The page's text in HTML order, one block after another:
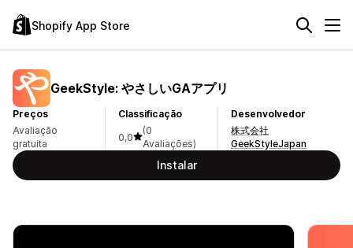
Shopify App Store
GeekStyle: やさしいGAアプリ
Preços
Avaliação
gratuita
Classificação
0,0
(0
Avaliações)
Desenvolvedor
株式会社
GeekStyleJapan
Instalar